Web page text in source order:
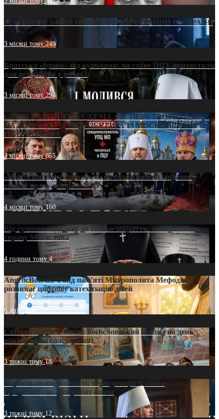
МАТЕРИНСЬКИЙ ОМОРФОР В ЧАС ВІЙНИ В УКРАЇНІ
3 місяці тому249
Братська «броня» під куполами: чи стане ПЦУ прихистком
для дезертирів у рясах?
3 місяці тому294
СВЯТІ УХИЛЯНТИ: СХЕМА, ЯК ПЕРЕТВОРИТИ ПЦУ
НА «ОФШОР» ДЛЯ ДЕЗЕРТИРА ІЗ МОСКОВСЬКОГО
ПАТРІАРХАТУ
3 місяці тому655
«Кейс Тихона» у Тернополі: як Молитовний сніданок
оголив кризу довіри в ПЦУ
4 місяці тому160
Від гучного скандалу до тихого закриття: хто зупинив
справу Мстислава
4 години тому4
AngelicBot: як Фонд пам’яті Митрополита Мефодія
розвиває цифрову катехизацію дітей
6 днів тому11
Світові лідери в Києві: богословський погляд на день
міжнародної солідарності
3 тижні тому18
35 років свободи совісті: періодизація зі слова
Предстоятеля. Документ епохи
3 тижні тому 12